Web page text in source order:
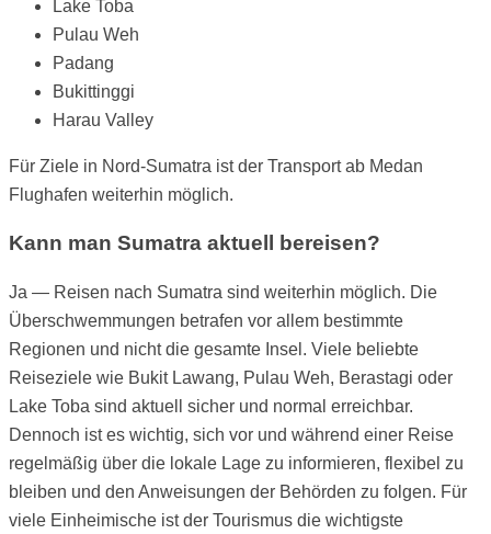
Lake Toba
Pulau Weh
Padang
Bukittinggi
Harau Valley
Für Ziele in Nord-Sumatra ist der Transport ab Medan
Flughafen weiterhin möglich.
Kann man Sumatra aktuell bereisen?
Ja — Reisen nach Sumatra sind weiterhin möglich. Die
Überschwemmungen betrafen vor allem bestimmte
Regionen und nicht die gesamte Insel. Viele beliebte
Reiseziele wie Bukit Lawang, Pulau Weh, Berastagi oder
Lake Toba sind aktuell sicher und normal erreichbar.
Dennoch ist es wichtig, sich vor und während einer Reise
regelmäßig über die lokale Lage zu informieren, flexibel zu
bleiben und den Anweisungen der Behörden zu folgen. Für
viele Einheimische ist der Tourismus die wichtigste